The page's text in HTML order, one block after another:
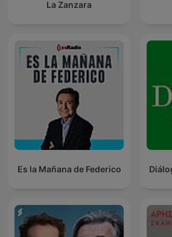
La Zanzara
Es la Mañana de Federico